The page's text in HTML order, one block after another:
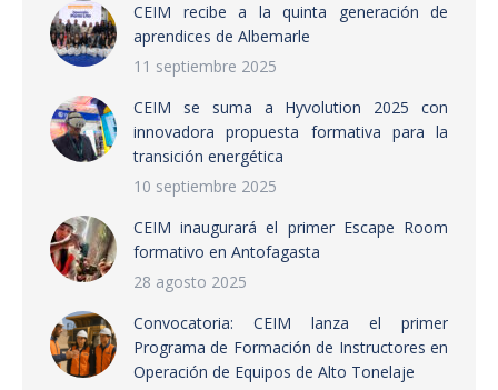
CEIM recibe a la quinta generación de
aprendices de Albemarle
11 septiembre 2025
CEIM se suma a Hyvolution 2025 con
innovadora propuesta formativa para la
transición energética
10 septiembre 2025
CEIM inaugurará el primer Escape Room
formativo en Antofagasta
28 agosto 2025
Convocatoria: CEIM lanza el primer
Programa de Formación de Instructores en
Operación de Equipos de Alto Tonelaje